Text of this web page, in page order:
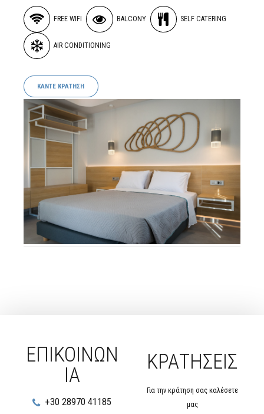
FREE WIFI BALCONY SELF CATERING
AIR CONDITIONING
ΚΑΝΤΕ ΚΡΑΤΗΣΗ
Σουίτα Δύο Υπνοδωματίων
ΕΠΙΚΟΙΝΩΝ
ΙΑ
+30 28970 41185
ΚΡΑΤΗΣΕΙΣ
Για την κράτηση σας καλέσετε
μας